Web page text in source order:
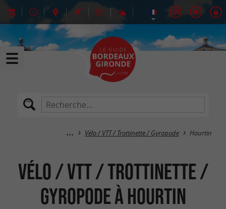
Vélo / VTT / Trottinette / Gyropode Hourtin
Vélo / VTT / Trottinette /
Gyropode à Hourtin